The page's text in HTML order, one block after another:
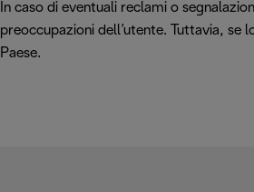
In caso di eventuali reclami o
preoccupazioni dell’utente. Tuttavia, se
Paese.